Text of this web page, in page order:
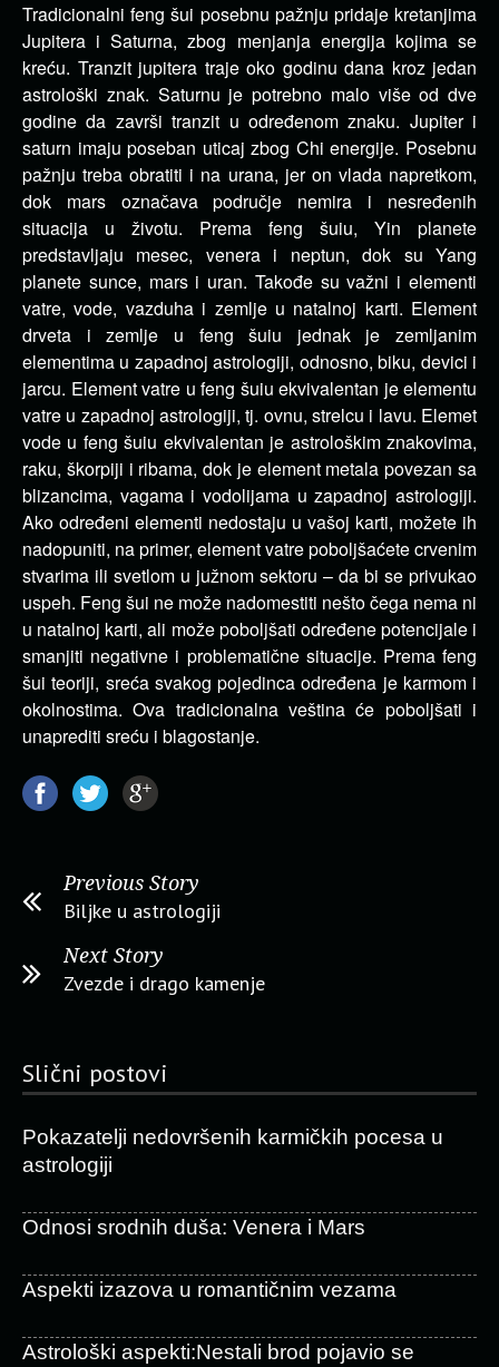
Tradicionalni feng šui posebnu pažnju pridaje kretanjima
Jupitera i Saturna, zbog menjanja energija kojima se
kreću. Tranzit jupitera traje oko godinu dana kroz jedan
astrološki znak. Saturnu je potrebno malo više od dve
godine da završi tranzit u određenom znaku. Jupiter i
saturn imaju poseban uticaj zbog Chi energije. Posebnu
pažnju treba obratiti i na urana, jer on vlada napretkom,
dok mars označava područje nemira i nesređenih
situacija u životu. Prema feng šuiu, Yin planete
predstavljaju mesec, venera i neptun, dok su Yang
planete sunce, mars i uran. Takođe su važni i elementi
vatre, vode, vazduha i zemlje u natalnoj karti. Element
drveta i zemlje u feng šuiu jednak je zemljanim
elementima u zapadnoj astrologiji, odnosno, biku, devici i
jarcu. Element vatre u feng šuiu ekvivalentan je elementu
vatre u zapadnoj astrologiji, tj. ovnu, strelcu i lavu. Elemet
vode u feng šuiu ekvivalentan je astrološkim znakovima,
raku, škorpiji i ribama, dok je element metala povezan sa
blizancima, vagama i vodolijama u zapadnoj astrologiji.
Ako određeni elementi nedostaju u vašoj karti, možete ih
nadopuniti, na primer, element vatre poboljšaćete crvenim
stvarima ili svetlom u južnom sektoru – da bi se privukao
uspeh. Feng šui ne može nadomestiti nešto čega nema ni
u natalnoj karti, ali može poboljšati određene potencijale i
smanjiti negativne i problematične situacije. Prema feng
šui teoriji, sreća svakog pojedinca određena je karmom i
okolnostima. Ova tradicionalna veština će poboljšati i
unaprediti sreću i blagostanje.
Previous Story
Biljke u astrologiji
Next Story
Zvezde i drago kamenje
Slični postovi
Pokazatelji nedovršenih karmičkih pocesa u
astrologiji
Odnosi srodnih duša: Venera i Mars
Aspekti izazova u romantičnim vezama
Astrološki aspekti:Nestali brod pojavio se